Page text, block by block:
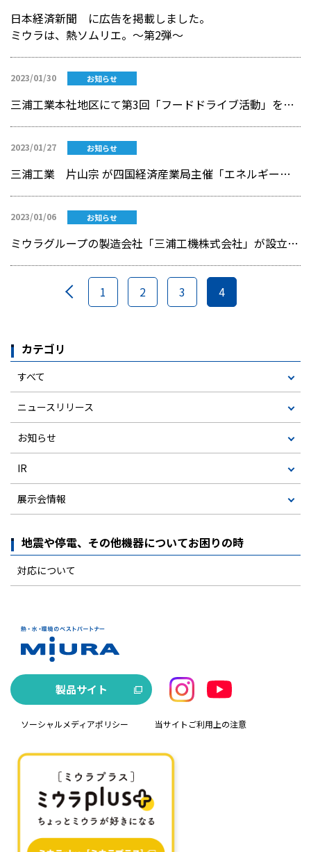
日本経済新聞 に広告を掲載しました。
ミウラは、熱ソムリエ。～第2弾～
2023/01/30 お知らせ
三浦工業本社地区にて第3回「フードドライブ活動」を実施
2023/01/27 お知らせ
三浦工業 片山宗 が四国経済産業局主催「エネルギー使用合理化シンポジウム」にて講演を行いました
2023/01/06 お知らせ
ミウラグループの製造会社「三浦工機株式会社」が設立50周年を迎えました
1 2 3 4
カテゴリ
すべて
ニュースリリース
お知らせ
IR
展示会情報
地震や停電、その他機器についてお困りの時
対応について
製品サイト
ソーシャルメディアポリシー 当サイトご利用上の注意